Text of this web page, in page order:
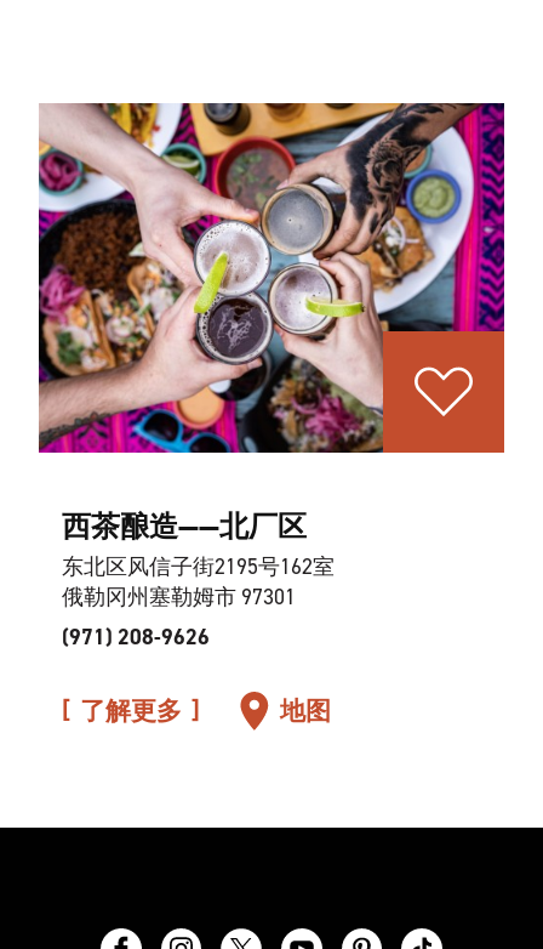
西茶酿造——北厂区
东北区风信子街2195号162室
俄勒冈州塞勒姆市 97301
(971) 208-9626
了解更多 地图